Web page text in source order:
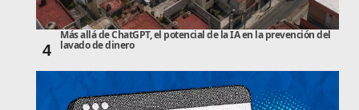
4
Más allá de ChatGPT, el potencial de la IA en la prevención del
lavado de dinero